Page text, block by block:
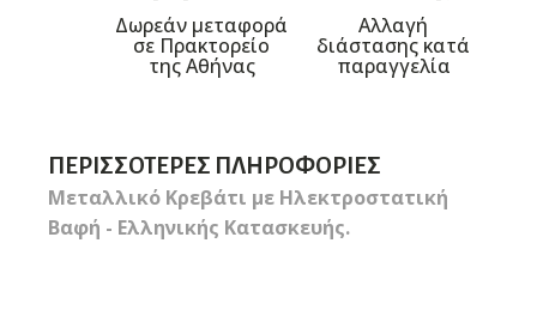
Δωρεάν μεταφορά
σε Πρακτορείο
της Αθήνας
Αλλαγή
διάστασης κατά
παραγγελία
ΠΕΡΙΣΣΌΤΕΡΕΣ ΠΛΗΡΟΦΟΡΊΕΣ
Μεταλλικό Κρεβάτι με Ηλεκτροστατική
Βαφή - Ελληνικής Κατασκευής.